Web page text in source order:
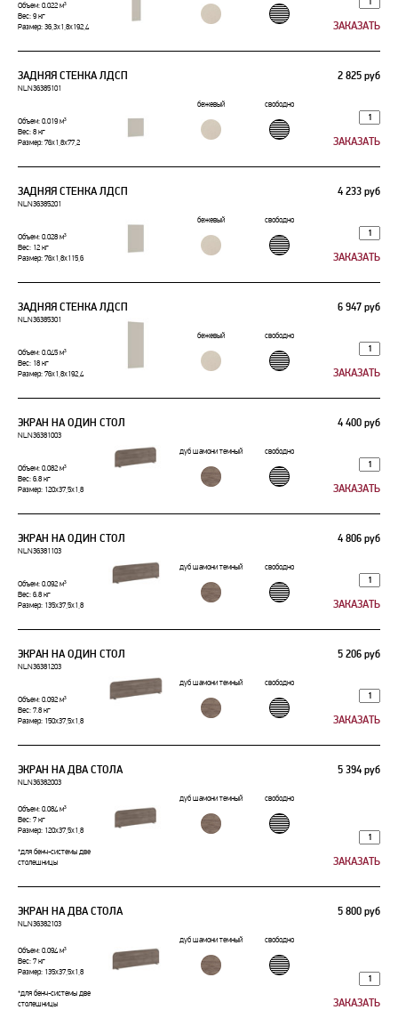
Объем: 0.022 м³
Вес: 9 кг
Размер: 36,3x1,8x192,4
ЗАДНЯЯ СТЕНКА ЛДСП 2 825 руб
NLN36385101
бежевый
свободно
Объем: 0.019 м³
Вес: 8 кг
Размер: 76x1,8x77,2
ЗАДНЯЯ СТЕНКА ЛДСП 4 233 руб
NLN36385201
бежевый
свободно
Объем: 0.028 м³
Вес: 12 кг
Размер: 76x1,8x115,6
ЗАДНЯЯ СТЕНКА ЛДСП 6 947 руб
NLN36385301
бежевый
свободно
Объем: 0.045 м³
Вес: 18 кг
Размер: 76x1,8x192,4
ЭКРАН НА ОДИН СТОЛ 4 400 руб
NLN36381003
дуб шамони темный
свободно
Объем: 0.082 м³
Вес: 6.8 кг
Размер: 120x37,5x1,8
ЭКРАН НА ОДИН СТОЛ 4 806 руб
NLN36381103
дуб шамони темный
свободно
Объем: 0.092 м³
Вес: 6.8 кг
Размер: 135x37,5x1,8
ЭКРАН НА ОДИН СТОЛ 5 206 руб
NLN36381203
дуб шамони темный
свободно
Объем: 0.092 м³
Вес: 7.8 кг
Размер: 150x37,5x1,8
ЭКРАН НА ДВА СТОЛА 5 394 руб
NLN36382003
дуб шамони темный
свободно
Объем: 0.084 м³
Вес: 7 кг
Размер: 120x37,5x1,8
*для бенч-системы две
столешницы
ЭКРАН НА ДВА СТОЛА 5 800 руб
NLN36382103
дуб шамони темный
свободно
Объем: 0.094 м³
Вес: 7 кг
Размер: 135x37,5x1,8
*для бенч-системы две
столешницы